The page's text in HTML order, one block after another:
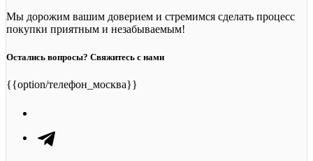
Мы дорожим вашим доверием и стремимся сделать процесс
покупки приятным и незабываемым!
Остались вопросы? Свяжитесь с нами
{{option/телефон_москва}}